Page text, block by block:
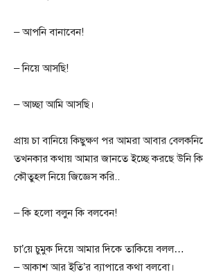
– আপনি বানাবেন!
– নিয়ে আসছি!
– আচ্ছা আমি আসছি।
প্রায় চা বানিয়ে কিছুক্ষণ পর আমরা আবার
তখনকার কথায় আমার জানতে ইচ্ছে করছে উনি
কৌতুহল নিয়ে জিজ্ঞেস করি..
– কি হলো বলুন কি বলবেন!
চা’য়ে চুমুক দিয়ে আমার দিকে তাকিয়ে বলল…
– আকাশ আর ইতি’র ব্যাপারে কথা বলবো।